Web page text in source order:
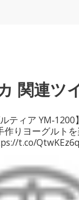
関連ツ
ティア
作りヨーグルト
t.co/